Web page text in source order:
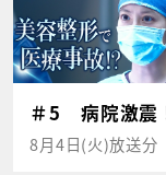
＃5 病院激震
8月4日(火)放送分